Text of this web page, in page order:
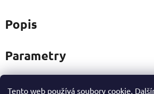
Tento web používá soubory cookie.
Popis
Parametry